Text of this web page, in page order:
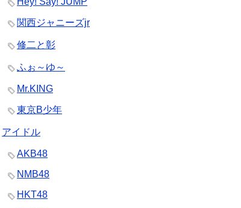
関西ジャニーズjr
修二と彰
ふぉ～ゆ～
Mr.KING
東京B少年
アイドル
AKB48
NMB48
HKT48